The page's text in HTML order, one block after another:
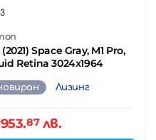
Space Gray, M1 Pro,
Retina 3024x1964
Лизинг
87лв.